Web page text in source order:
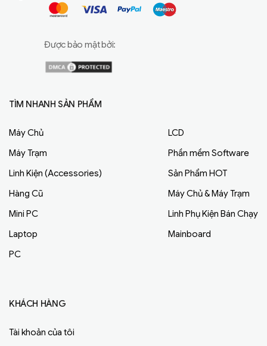
Được bảo mật bởi:
TÌM NHANH SẢN PHẨM
Máy Chủ
Máy Trạm
Linh Kiện (Accessories)
Hàng Cũ
Mini PC
Laptop
PC
LCD
Phần mềm Software
Sản Phẩm HOT
Máy Chủ & Máy Trạm
Linh Phụ Kiện Bán Chạy
Mainboard
KHÁCH HÀNG
Tài khoản của tôi